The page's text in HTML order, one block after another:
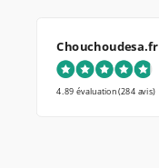
Chouchoudesa.fr
4.89 évaluation(284 avis)